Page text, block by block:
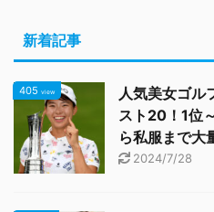
新着記事
405 view
人気美女ゴル
スト20！1位
ら私服まで大
2024/7/28